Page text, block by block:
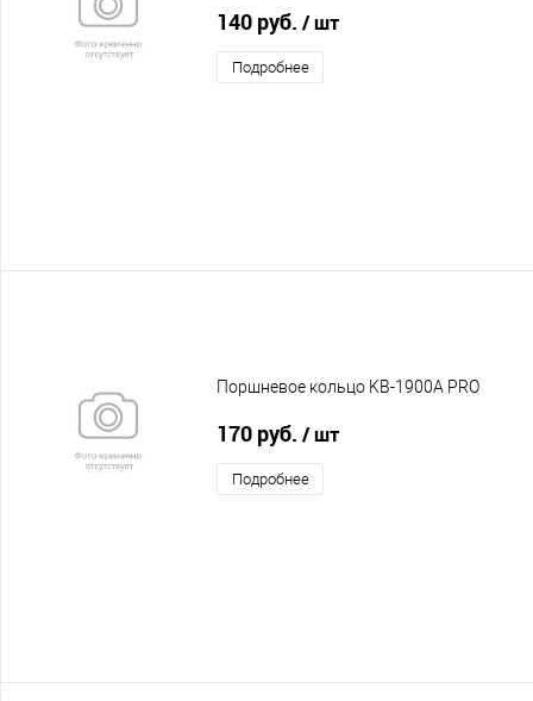
140 руб. / шт
Подробнее
Поршневое кольцо KB-1900A PRO
170 руб. / шт
Подробнее